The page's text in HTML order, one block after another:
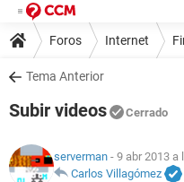
Foros Internet
Tema Anterior
Subir videos Cerrado
serverman - 9 abr 2013 a
Carlos Villagómez